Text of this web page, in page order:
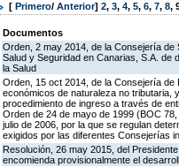
[ Primero/ Anterior] 2, 3, 4, 5, 6, 7, 8,
Documentos
Orden, 2 may 2014, de la Consejería de
Salud y Seguridad en Canarias, S.A.
la Salud
Orden, 15 oct 2014, de la Consejería
económicos de naturaleza no tributaria,
procedimiento de ingreso a través de
Orden de 24 de mayo de 1999 (BOC
julio de 2006, por la que se regulan
exigidos por las diferentes Consejerías
Resolución, 26 may 2015, del
encomienda provisionalmente el